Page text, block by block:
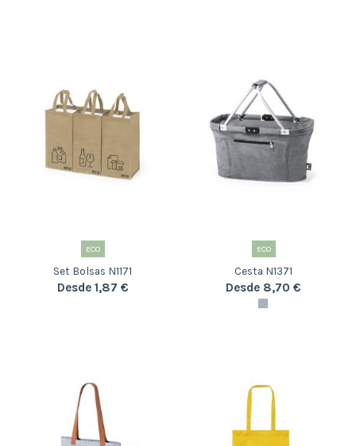
ECO
Set Bolsas N1171
Desde 1,87 €
ECO
Cesta N1371
Desde 8,70 €